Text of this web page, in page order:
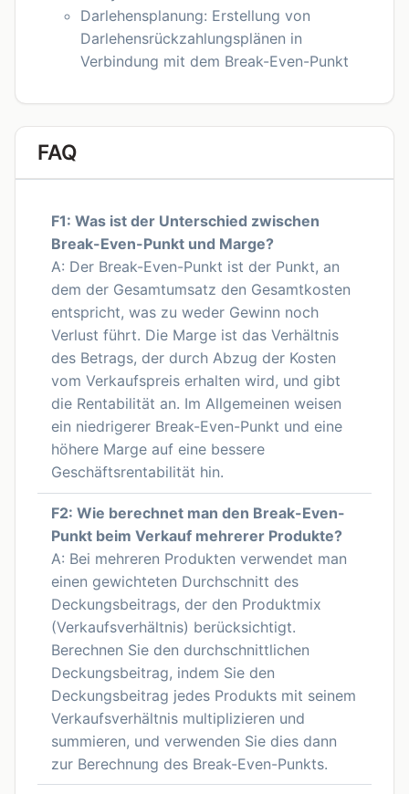
Darlehensplanung: Erstellung von
Darlehensrückzahlungsplänen in
Verbindung mit dem Break-Even-Punkt
FAQ
F1: Was ist der Unterschied zwischen
Break-Even-Punkt und Marge?
A: Der Break-Even-Punkt ist der Punkt, an
dem der Gesamtumsatz den Gesamtkosten
entspricht, was zu weder Gewinn noch
Verlust führt. Die Marge ist das Verhältnis
des Betrags, der durch Abzug der Kosten
vom Verkaufspreis erhalten wird, und gibt
die Rentabilität an. Im Allgemeinen weisen
ein niedrigerer Break-Even-Punkt und eine
höhere Marge auf eine bessere
Geschäftsrentabilität hin.
F2: Wie berechnet man den Break-Even-
Punkt beim Verkauf mehrerer Produkte?
A: Bei mehreren Produkten verwendet man
einen gewichteten Durchschnitt des
Deckungsbeitrags, der den Produktmix
(Verkaufsverhältnis) berücksichtigt.
Berechnen Sie den durchschnittlichen
Deckungsbeitrag, indem Sie den
Deckungsbeitrag jedes Produkts mit seinem
Verkaufsverhältnis multiplizieren und
summieren, und verwenden Sie dies dann
zur Berechnung des Break-Even-Punkts.